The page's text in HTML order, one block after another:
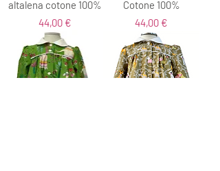
altalena cotone 100%
Prezzo
44,00 €
Cotone 100%
Prezzo
44,00 €